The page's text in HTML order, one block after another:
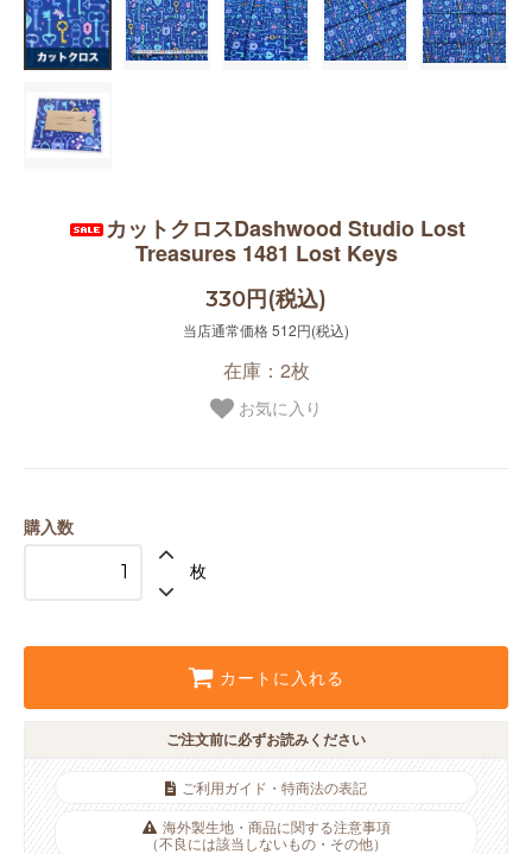
カットクロスDashwood Studio Lost
Treasures 1481 Lost Keys
330円(税込)
当店通常価格 512円(税込)
在庫：2枚
お気に入り
購入数
枚
カートに入れる
ご注文前に必ずお読みください
ご利用ガイド・特商法の表記
海外製生地・商品に関する注意事項
（不良には該当しないもの・その他）